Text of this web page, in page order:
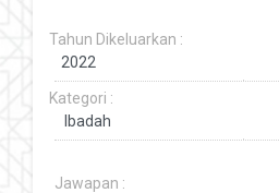
Tahun Dikeluarkan :
Kategori :
Jawapan :